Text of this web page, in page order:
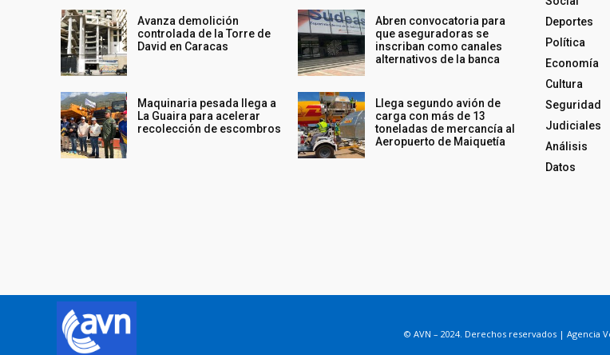
Avanza demolición
controlada de la Torre de
David en Caracas
Maquinaria pesada llega a
La Guaira para acelerar
recolección de escombros
Abren convocatoria para
que aseguradoras se
inscriban como canales
alternativos de la banca
Llega segundo avión de
carga con más de 13
toneladas de mercancía al
Aeropuerto de Maiquetía
Deportes
Política
Economía
Cultura
Seguridad
Judiciales
Análisis
Datos
© AVN – 2024. Derechos reservados | Agencia